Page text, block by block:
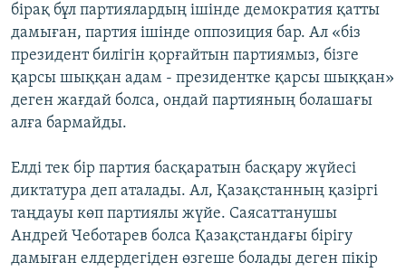
бірақ бұл партиялардың ішінде демократия қатты
дамыған, партия ішінде оппозиция бар. Ал «біз
президент билігін қорғайтын партиямыз, бізге
қарсы шыққан адам - президентке қарсы шыққан»
деген жағдай болса, ондай партияның болашағы
алға бармайды.
Елді тек бір партия басқаратын басқару жүйесі
диктатура деп аталады. Ал, Қазақстанның қазіргі
таңдауы көп партиялы жүйе. Саясаттанушы
Андрей Чеботарев болса Қазақстандағы бірігу
дамыған елдердегіден өзгеше болады деген пікір